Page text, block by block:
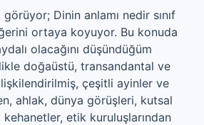
görüyor; Dinin anlamı nedir sınıf
ortaya koyuyor. Bu konuda
olacağını düşündüğüm
doğaüstü, transandantal ve
çeşitli ayinler ve
ahlak, dünya görüşleri, kutsal
etik kuruluşlarından